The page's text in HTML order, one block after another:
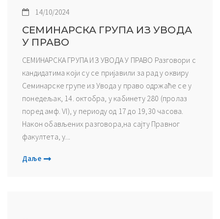
14/10/2024
СЕМИНАРСКА ГРУПА ИЗ УВОДА
У ПРАВО
СЕМИНАРСКА ГРУПА ИЗ УВОДА У ПРАВО Разговори с
кандидатима који су се пријавили за рад у оквиру
Семинарске групе из Увода у право одржаће се у
понедељак, 14. октобра, у кабинету 280 (пролаз
поред амф. VI), у периоду од 17 до 19,30 часова.
Након обављених разговора,на сајту Правног
факултета, у...
Даље